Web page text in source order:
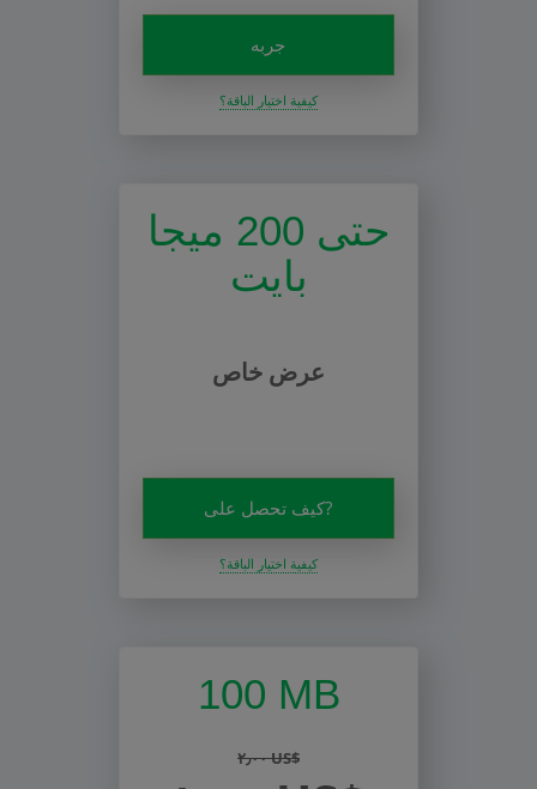
جربه
كيفية اختيار الباقة؟
حتى 200 ميجا
بايت
عرض خاص
كيف تحصل على?
كيفية اختيار الباقة؟
100 MB
٢٫٠٠ US$